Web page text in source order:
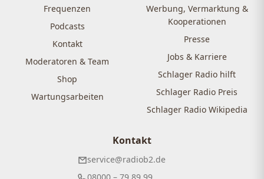
Frequenzen
Podcasts
Kontakt
Moderatoren & Team
Shop
Wartungsarbeiten
Werbung, Vermarktung &
Kooperationen
Presse
Jobs & Karriere
Schlager Radio hilft
Schlager Radio Preis
Schlager Radio Wikipedia
Kontakt
service@radiob2.de